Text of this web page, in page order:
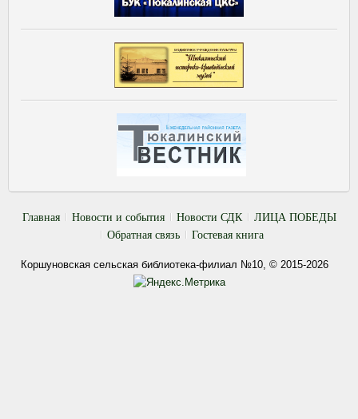
Главная Новости и события Новости СДК
ЛИЦА ПОБЕДЫ
Обратная связь
Гостевая книга
Коршуновская сельская библиотека-филиал №10, © 2015-2026